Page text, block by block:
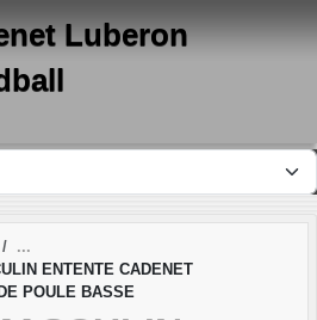
Luberon
ENTENTE CADENET
POULE BASSE